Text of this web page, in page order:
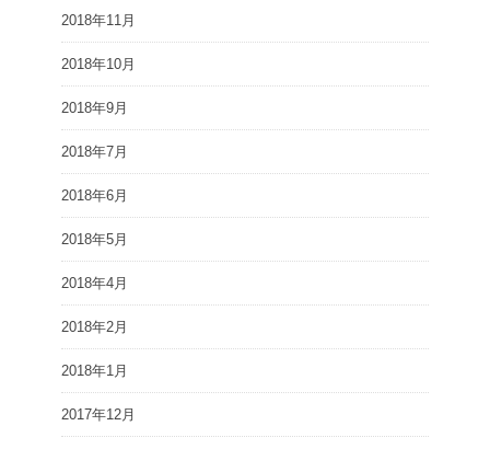
2018年11月
2018年10月
2018年9月
2018年7月
2018年6月
2018年5月
2018年4月
2018年2月
2018年1月
2017年12月